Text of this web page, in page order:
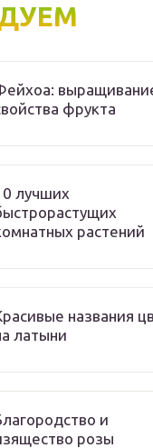
фрукта
лучших
растений
названия
латыни
и
розы